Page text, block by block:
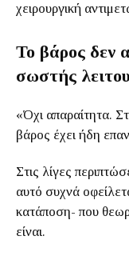
χειρουργική
Το βάρος δεν
σωστής
«Όχι απαραίτητα.
βάρος έχει ήδη
Στις λίγες
αυτό συχνά
κατάποση- που
είναι.